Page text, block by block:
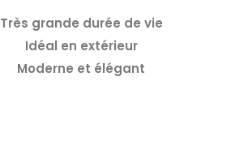
Très grande durée de vie
Idéal en extérieur
Moderne et élégant